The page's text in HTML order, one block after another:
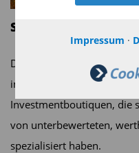
Impressum ·
SQUAD Fonds - Die
Die Marke SQUAD Fonds
ins Leben gerufen und
Investmentboutiquen, die
von unterbewerteten,
spezialisiert haben.